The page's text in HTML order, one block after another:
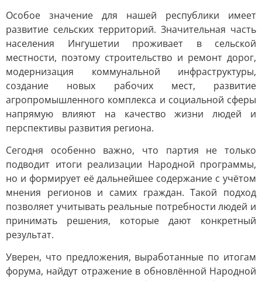
Особое значение для нашей республики имеет
развитие сельских территорий. Значительная часть
населения Ингушетии проживает в сельской
местности, поэтому строительство и ремонт дорог,
модернизация коммунальной инфраструктуры,
создание новых рабочих мест, развитие
агропромышленного комплекса и социальной сферы
напрямую влияют на качество жизни людей и
перспективы развития региона.
Сегодня особенно важно, что партия не только
подводит итоги реализации Народной программы,
но и формирует её дальнейшее содержание с учётом
мнения регионов и самих граждан. Такой подход
позволяет учитывать реальные потребности людей и
принимать решения, которые дают конкретный
результат.
Уверен, что предложения, выработанные по итогам
форума, найдут отражение в обновлённой Народной